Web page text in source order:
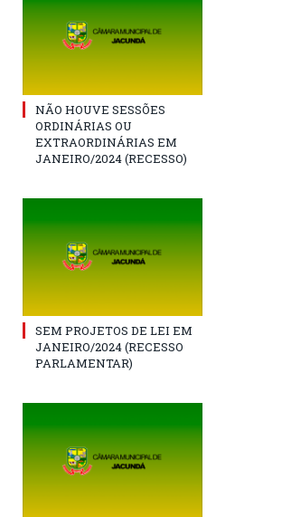
NÃO HOUVE SESSÕES
ORDINÁRIAS OU
EXTRAORDINÁRIAS EM
JANEIRO/2024 (RECESSO)
SEM PROJETOS DE LEI EM
JANEIRO/2024 (RECESSO
PARLAMENTAR)